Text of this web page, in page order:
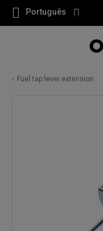
Português
Fuel tap lever extension